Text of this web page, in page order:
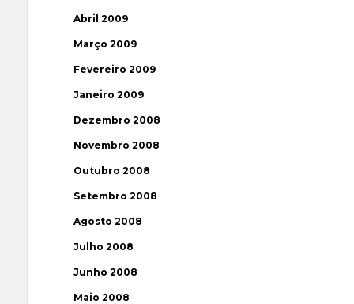
Abril 2009
Março 2009
Fevereiro 2009
Janeiro 2009
Dezembro 2008
Novembro 2008
Outubro 2008
Setembro 2008
Agosto 2008
Julho 2008
Junho 2008
Maio 2008